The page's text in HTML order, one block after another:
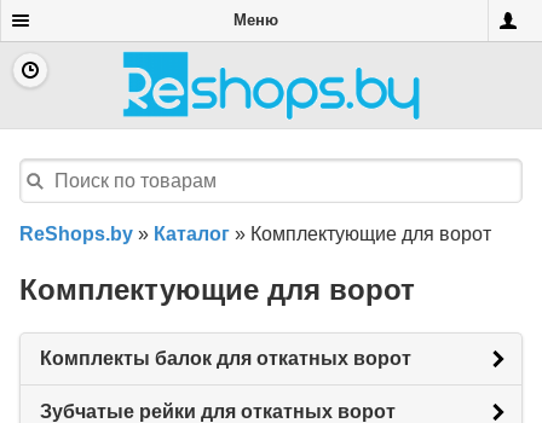
Меню
ReShops.by » Каталог » Комплектующие для ворот
Комплектующие для ворот
Комплекты балок для откатных ворот
Зубчатые рейки для откатных ворот